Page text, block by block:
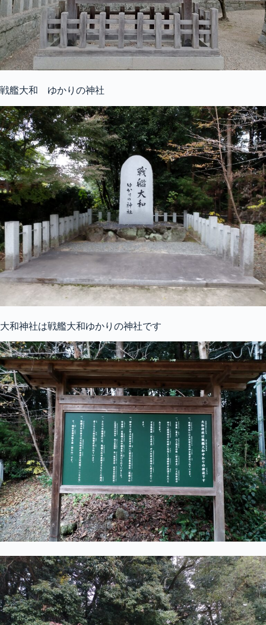
戦艦大和 ゆかりの神社
大和神社は戦艦大和ゆかりの神社です